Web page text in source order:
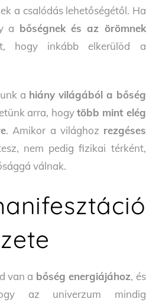
a csalódás lehetőségétől. Ha
a bőségnek és az örömnek
hogy inkább elkerülöd a
a hiány világából a bőség
arra, hogytöbb mint elég
. Amikor a világhoz rezgéses
nem pedig fizikai térként,
válnak.
van a bőség energiájához, és
az univerzum mindig